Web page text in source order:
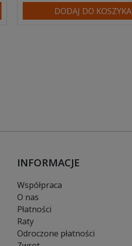
DODAJ DO KOSZYKA
INFORMACJE
Współpraca
O nas
Płatności
Raty
Odroczone płatności